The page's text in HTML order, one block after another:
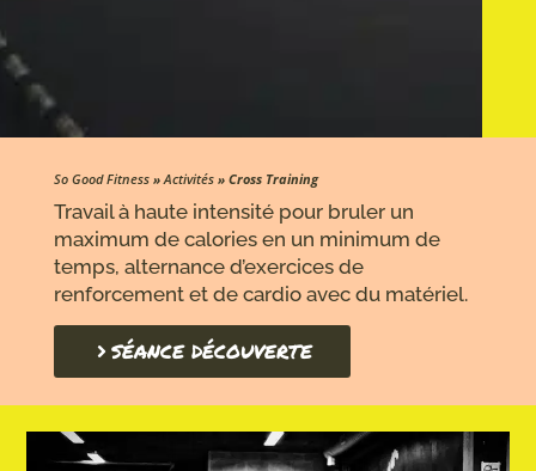
So Good Fitness» Activités» Cross Training
Travail à haute intensité pour bruler un
maximum de calories en un minimum de
temps, alternance d’exercices de
renforcement et de cardio avec du matériel.
SÉANCE DÉCOUVERTE